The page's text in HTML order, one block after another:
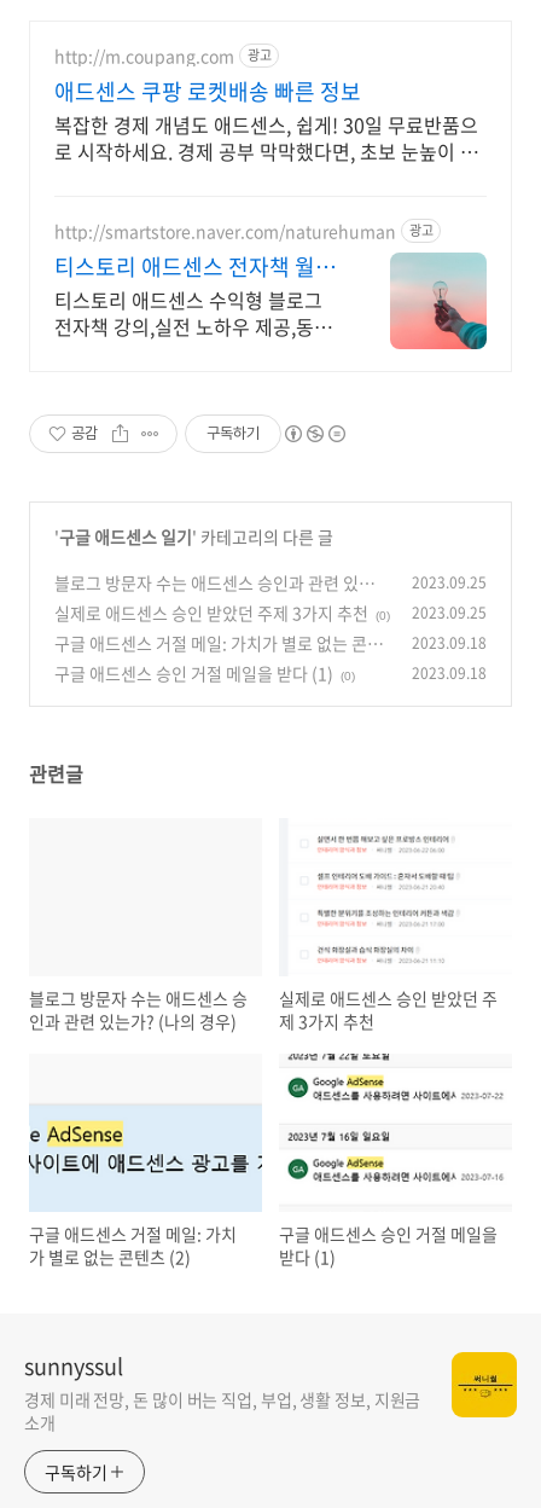
http://m.coupang.com 광고
애드센스 쿠팡 로켓배송 빠른 정보
복잡한 경제 개념도 애드센스, 쉽게! 30일 무료반품으
로 시작하세요. 경제 공부 막막했다면, 초보 눈높이 책
http://smartstore.naver.com/naturehuman 광고
티스토리 애드센스 전자책 월
100만원 고정 수익발생!
티스토리 애드센스 수익형 블로그
전자책 강의,실전 노하우 제공,동영
공감 구독하기
'구글 애드센스 일기' 카테고리의 다른 글
블로그 방문자 수는 애드센스 승인과 관련 있는
가? (나의 경우)
(0)
2023.09.25
실제로 애드센스 승인 받았던 주제 3가지 추천 (0) 2023.09.25
구글 애드센스 거절 메일: 가치가 별로 없는 콘텐
츠 (2)
(1)
2023.09.18
구글 애드센스 승인 거절 메일을 받다 (1) (0) 2023.09.18
관련글
블로그 방문자 수는 애드센스 승
인과 관련 있는가? (나의 경우)
실제로 애드센스 승인 받았던 주
제 3가지 추천
구글 애드센스 거절 메일: 가치
가 별로 없는 콘텐츠 (2)
구글 애드센스 승인 거절 메일을
받다 (1)
sunnyssul
경제 미래 전망, 돈 많이 버는 직업, 부업, 생활 정보, 지원금
소개
구독하기